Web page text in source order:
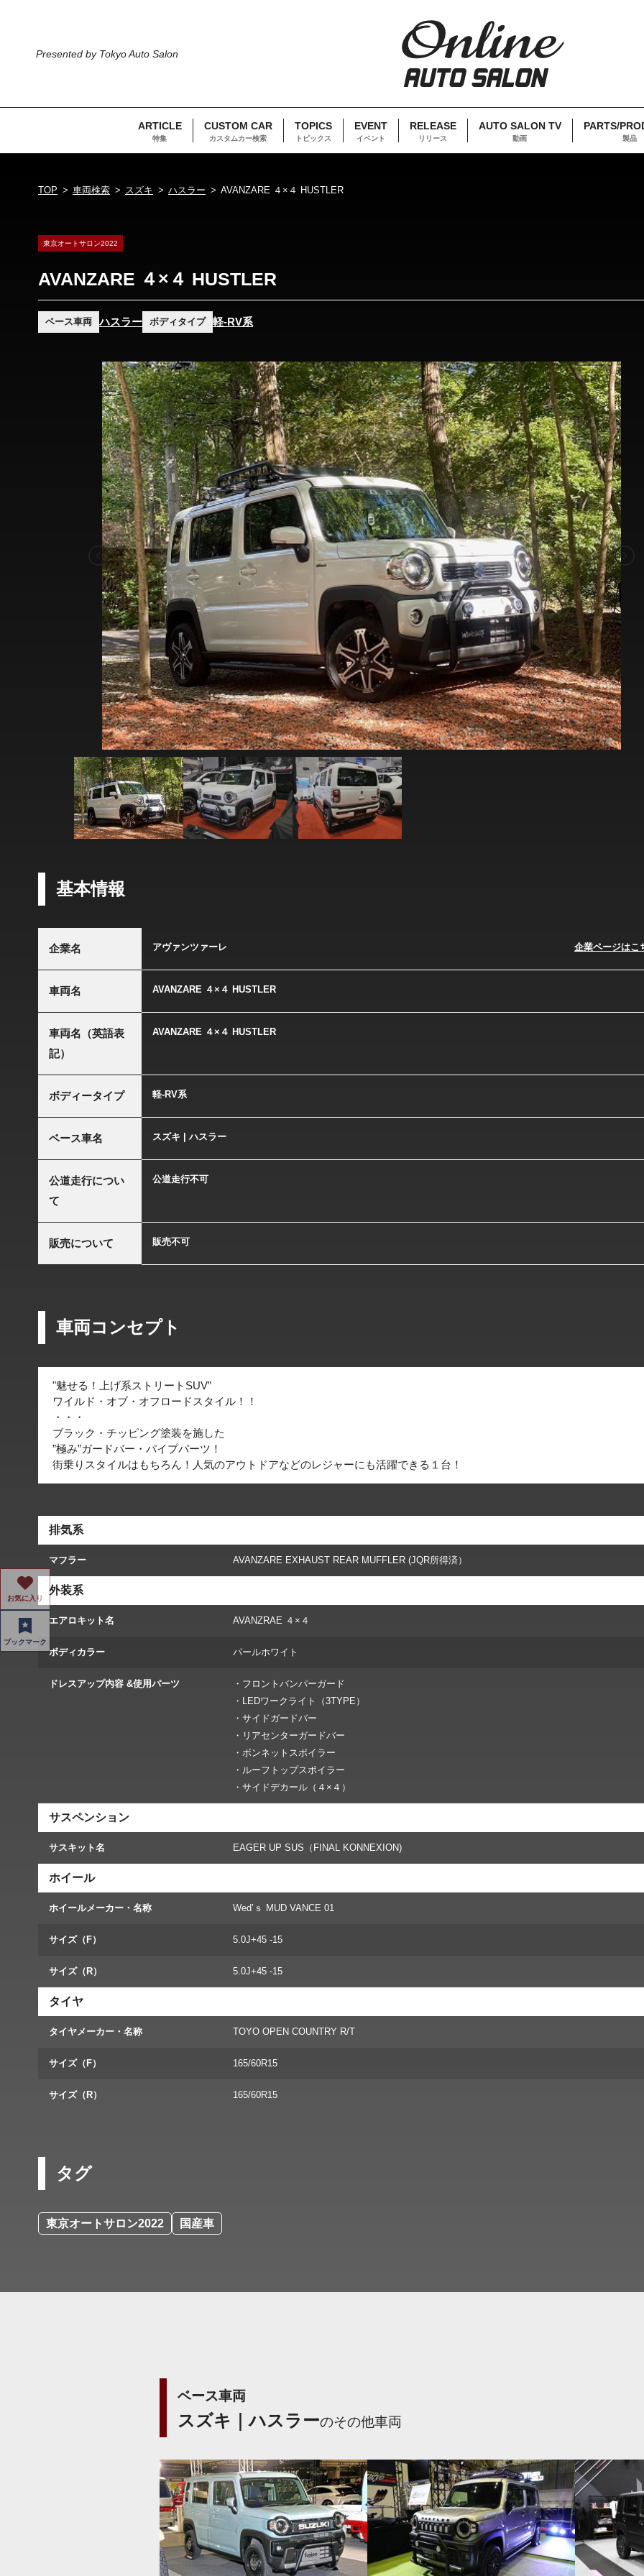
Presented by Tokyo Auto Salon
ARTICLE
特集
CUSTOM CAR
カスタムカー検索
TOPICS
トピックス
EVENT
イベント
RELEASE
リリース
AUTO SALON TV
動画
PARTS/
製品
TOP 車両検索 スズキ ハスラー AVANZARE ４×４ HUSTLER
東京オートサロン2022
AVANZARE ４×４ HUSTLER
ベース車両 ハスラー ボディタイプ 軽-RV系
基本情報
企業名 アヴァンツァーレ 企業ページはこ
車両名 AVANZARE ４×４ HUSTLER
車両名（英語表
記）
AVANZARE ４×４ HUSTLER
ボディータイプ 軽-RV系
ベース車名 スズキ | ハスラー
公道走行につい
て
公道走行不可
販売について 販売不可
車両コンセプト
"魅せる！上げ系ストリートSUV”
ワイルド・オブ・オフロードスタイル！！
・・・
ブラック・チッピング塗装を施した
”極み”ガードバー・パイプパーツ！
街乗りスタイルはもちろん！人気のアウトドアなどのレジャーにも活躍できる１台！
排気系
マフラー AVANZARE EXHAUST REAR MUFFLER (JQR所得済）
外装系
エアロキット名 AVANZRAE ４×４
ボディカラー パールホワイト
ドレスアップ内容 &使用パーツ
・フロントバンパーガード
・LEDワークライト（3TYPE）
・サイドガードバー
・リアセンターガードバー
・ボンネットスポイラー
・ルーフトップスポイラー
・サイドデカール（４×４）
サスペンション
サスキット名 EAGER UP SUS（FINAL KONNEXION)
ホイール
ホイールメーカー・名称 Wed’ｓ MUD VANCE 01
サイズ（F） 5.0J+45 -15
サイズ（R） 5.0J+45 -15
タイヤ
タイヤメーカー・名称 TOYO OPEN COUNTRY R/T
サイズ（F） 165/60R15
サイズ（R） 165/60R15
タグ
東京オートサロン2022 国産車
ベース車両
スズキ｜ハスラーのその他車両
お気に入り
ブックマーク